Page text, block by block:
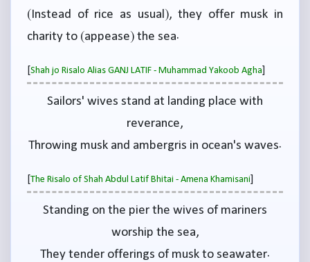
(Instead of rice as usual), they offer musk in
charity to (appease) the sea.
[Shah jo Risalo Alias GANJ LATIF - Muhammad Yakoob Agha
Sailors' wives stand at landing place with
reverance,
Throwing musk and ambergris in ocean's waves.
[The Risalo of Shah Abdul Latif Bhitai - Amena Khamisani
Standing on the pier the wives of mariners
worship the sea,
They tender offerings of musk to seawater.